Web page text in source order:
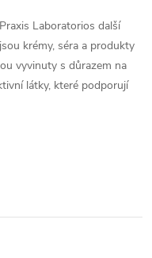
Laboratorios další
krémy, séra a produkty
vyvinuty s důrazem na
látky, které podporují